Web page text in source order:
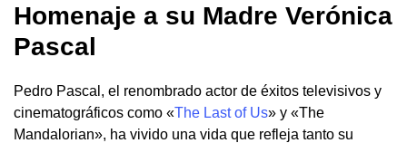
Homenaje a su Madre Verónica
Pascal
Pedro Pascal, el renombrado actor de éxitos televisivos y
cinematográficos como «The Last of Us» y «The
Mandalorian», ha vivido una vida que refleja tanto su